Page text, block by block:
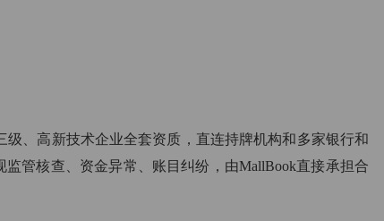
级、高新技术企业全套资质，直连持牌机构和多家银行和
管核查、资金异常、账目纠纷，由MallBook直接承担合